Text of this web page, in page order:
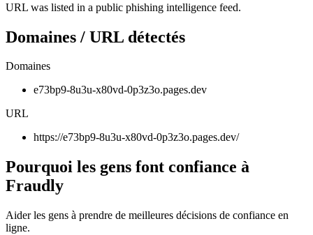
URL was listed in a public phishing intelligence feed.
Domaines / URL détectés
Domaines
e73bp9-8u3u-x80vd-0p3z3o.pages.dev
URL
https://e73bp9-8u3u-x80vd-0p3z3o.pages.dev/
Pourquoi les gens font confiance à
Fraudly
Aider les gens à prendre de meilleures décisions de confiance en
ligne.